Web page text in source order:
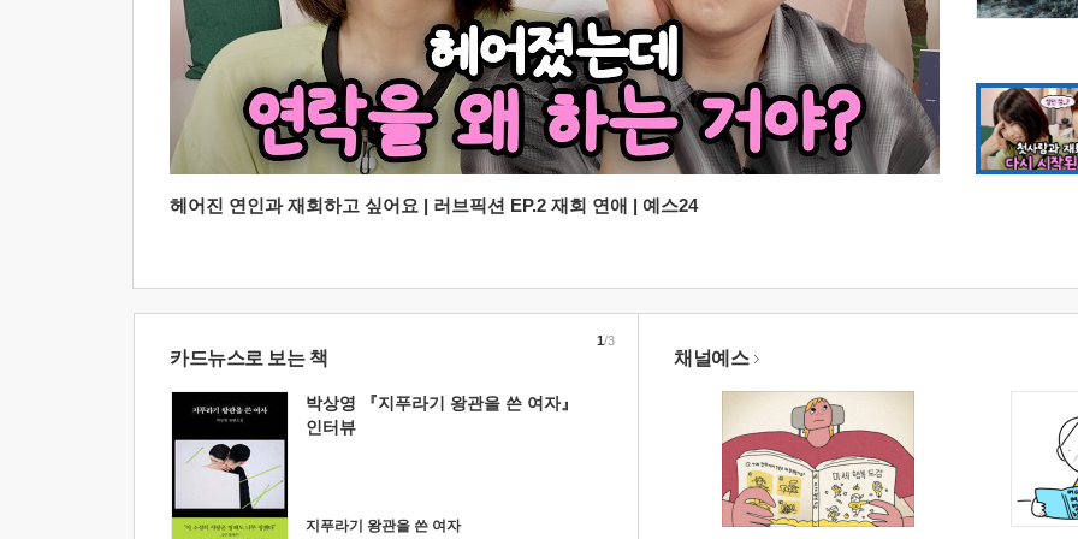
헤어진 연인과 재회하고 싶어요 | 러브픽션 EP.2 재회 연애 | 예스24
카드뉴스로 보는 책
박상영 『지푸라기 왕관을 쓴 여자』
인터뷰
지푸라기 왕관을 쓴 여자
1/3
채널예스